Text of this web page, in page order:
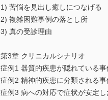
1) 苦悩を見出し癒しにつなげる
2) 複雑困難事例の落とし所
3) 真の受診理由
第3章 クリニカルシナリオ
症例1 器質的疾患が隠れている事
症例2 精神的疾患に分類される事
症例3 病への対応で症状が安定し